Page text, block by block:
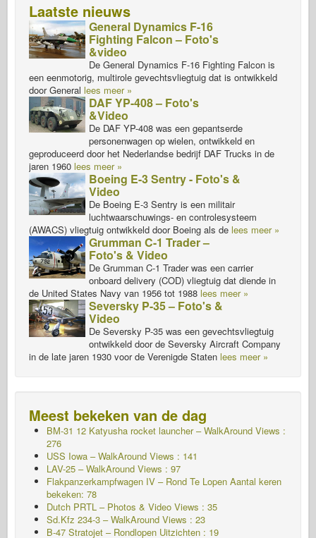
Laatste nieuws
General Dynamics F-16
Fighting Falcon – Foto's
&video
De General Dynamics F-16 Fighting Falcon is
een eenmotorig, multirole gevechtsvliegtuig dat is ontwikkeld
door General lees meer »
DAF YP-408 – Foto's
&Video
De DAF YP-408 was een gepantserde
personenwagen op wielen, ontwikkeld en
geproduceerd door het Nederlandse bedrijf DAF Trucks in de
jaren 1960 lees meer »
Boeing E-3 Sentry - Foto's &
Video
De Boeing E-3 Sentry is een militair
luchtwaarschuwings- en controlesysteem
(AWACS) vliegtuig ontwikkeld door Boeing als de lees meer »
Grumman C-1 Trader –
Foto's & Video
De Grumman C-1 Trader was een carrier
onboard delivery (COD) vliegtuig dat diende in
de United States Navy van 1956 tot 1988 lees meer »
Seversky P-35 – Foto's &
Video
De Seversky P-35 was een gevechtsvliegtuig
ontwikkeld door de Seversky Aircraft Company
in de late jaren 1930 voor de Verenigde Staten lees meer »
Meest bekeken van de dag
BM-31 12 Katyusha rocket launcher – WalkAround Views :
276
USS Iowa – WalkAround Views : 141
LAV-25 – WalkAround Views : 97
Flakpanzerkampfwagen IV – Rond Te Lopen Aantal keren
bekeken: 78
Dutch PRTL – Photos & Video Views : 35
Sd.Kfz 234-3 – WalkAround Views : 23
B-47 Stratojet – Rondlopen Uitzichten : 19